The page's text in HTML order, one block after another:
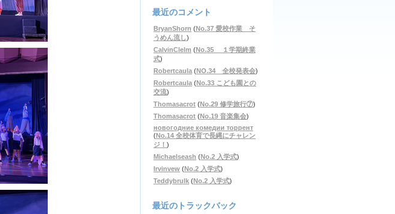
最近のコメント
BryanShorn (No.37 愛校作業 そ
うめん流し)
CalvinClelm (No.35 １学期終業
式)
Robertcaula (NO.34 全校発表会)
Robertcaula (No.33 こども園との
交流)
Thomasacrot (No.29 修学旅行⑦)
Thomasacrot (No.19 音楽集会)
новогодние комедии торрент
(No.14 全校体育で長縄にチャレン
ジ！ )
Michaelseash (No.2 入学式)
Irvinvew (No.2 入学式)
Teddybrulk (No.2 入学式)
最近のトラックバック